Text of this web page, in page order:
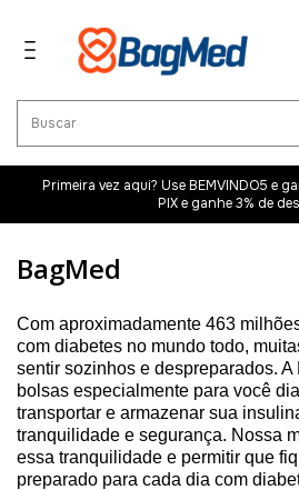
Primeira vez aqui? Use BEMVINDO5 e
PIX e ganhe 3% de
BagMed
Com aproximadamente 463
com diabetes no mundo todo,
sentir sozinhos e despreparados.
bolsas especialmente para você
transportar e armazenar sua
tranquilidade e segurança. Nossa
essa tranquilidade e permitir que
preparado para cada dia com